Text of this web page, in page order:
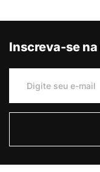
Inscreva-se